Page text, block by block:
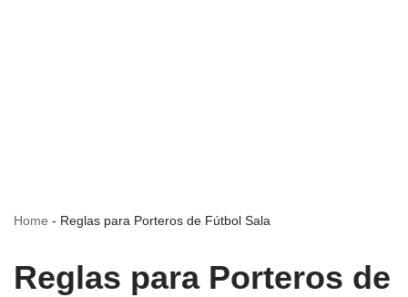
Home - Reglas para Porteros de Fútbol Sala
Reglas para Porteros de